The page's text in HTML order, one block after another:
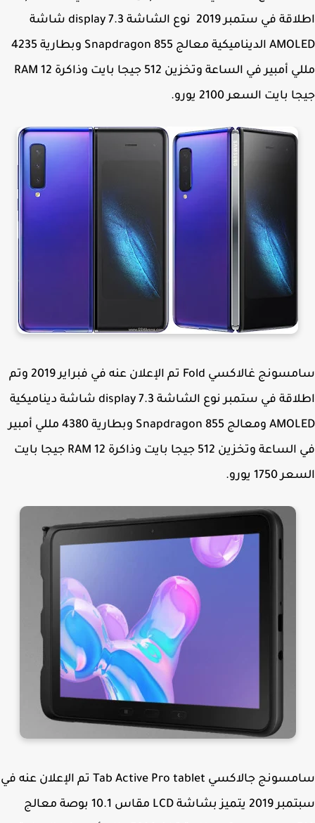
اطلاقة في ستمبر 2019 نوع الشاشة 7.3 display شاشة
AMOLED الديناميكية معالج Snapdragon 855 وبطارية 4235
مللي أمبير في الساعة وتخزين 512 جيجا بايت وذاكرة RAM 12
بايت السعر 2100 يورو.
سامسونج غالاكسي Fold تم الإعلان عنه في فبراير 2019 وتم
اطلاقة في ستمبر نوع الشاشة 7.3 display شاشة ديناميكية
AMOLED ومعالج Snapdragon 855 وبطارية 4380 مللي أمبير
في الساعة وتخزين 512 جيجا بايت وذاكرة RAM 12 جيجا بايت
يورو.
سامسونج جالاكسي Tab Active Pro tablet تم الإعلان عنه في
سبتمبر 2019 يتميز بشاشة LCD مقاس 10.1 بوصة معالج